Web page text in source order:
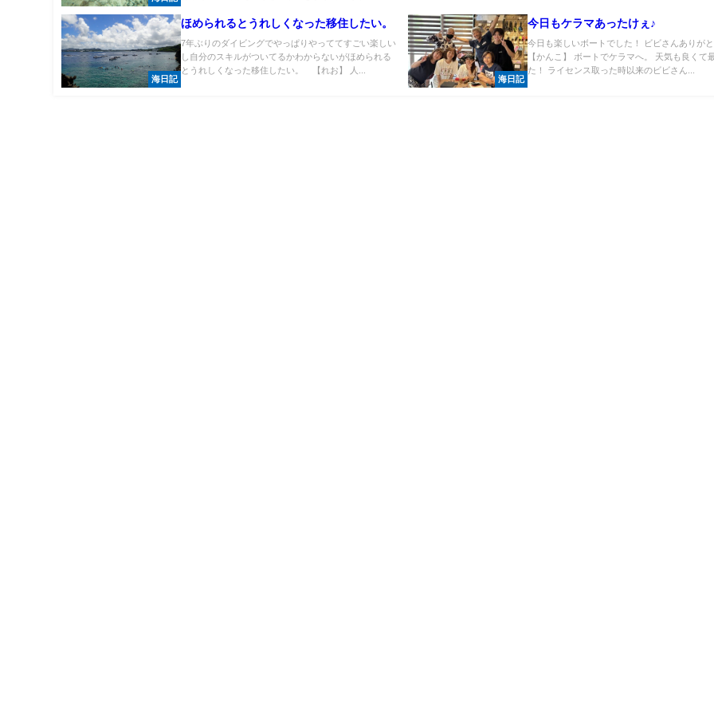
海日記
ほめられるとうれしくなった移住したい。
7年ぶりのダイビングでやっぱりやっててすごい楽しい
し自分のスキルがついてるかわからないがほめられる
とうれしくなった移住したい。 【れお】 人...
海日記
今日もケラマあったけぇ♪
今日も楽しいボートでした！ ビビさんありが
【かんこ】 ボートでケラマへ。 天気も良くて
た！ ライセンス取った時以来のビビさん...